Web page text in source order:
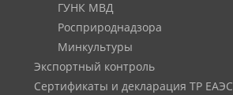
ГУНК МВД
Росприроднадзора
Минкультуры
Экспортный контроль
Сертификаты и декларация ТР ЕАЭС